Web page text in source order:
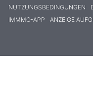
NUTZUNGSBEDINGUNGEN
IMMMO-APP
ANZEIGE